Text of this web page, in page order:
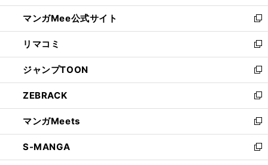
開
く
ン
ド
ウ
で
開
く
ウ
ィ
ン
ド
ウ
で
開
く
し
い
ウ
ィ
ン
ド
ウ
で
開
く
マンガMee公式サイト
新
し
い
ウ
ィ
ン
ド
ウ
で
開
く
リマコミ
新
し
い
ウ
ィ
ン
ド
ウ
で
開
ジャンプTOON
新
し
い
ウ
ィ
ン
ド
ウ
ZEBRACK
新
し
い
ウ
ィ
ン
マンガMeets
新
し
い
ウ
S-MANGA
新
し